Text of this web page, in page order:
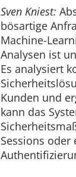
Sven Kniest:
bösartige
Machine-
Analysen ist
Es analysiert
Kunden und
kann das
Sessions oder